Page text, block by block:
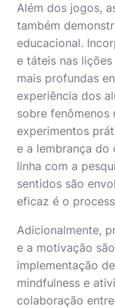
Além dos jogos,
também
educacional.
e táteis nas
mais profundas
experiência dos
sobre fenômenos
experimentos
e a lembrança do
linha com a
sentidos são
eficaz é o
Adicionalmente,
e a motivação
implementação
mindfulness e
colaboração